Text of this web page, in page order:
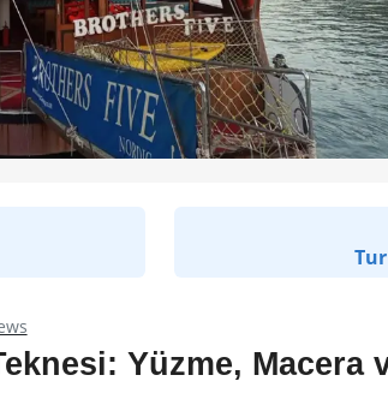
Yüzme, Macera